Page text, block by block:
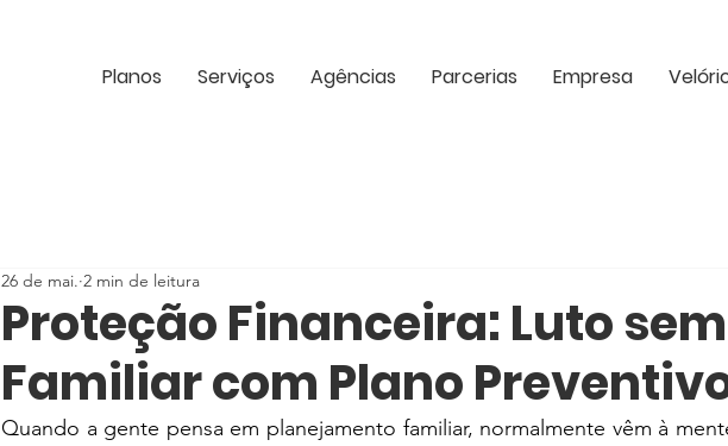
Planos Serviços Agências Parcerias Empresa
Proteção Financeira: Luto
Familiar com Plano
26 de mai. 2 min de leitura
Quando a gente pensa em planejamento familiar, normalmente vêm à